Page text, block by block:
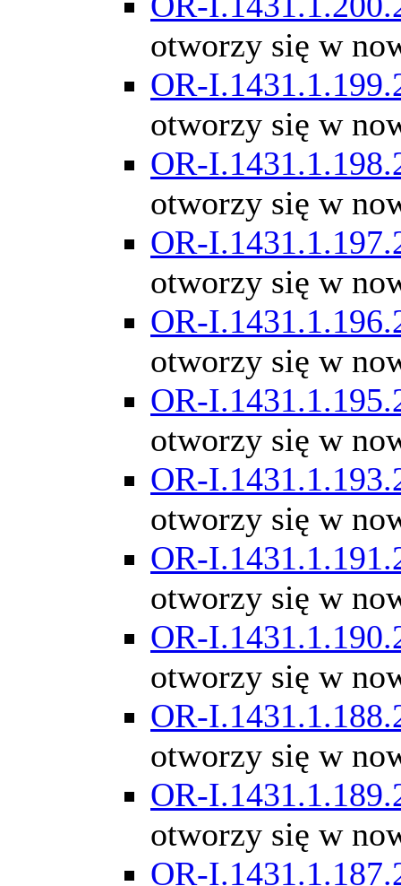
otworzy się w
OR-
otworzy się w
OR-
otworzy się w
OR-
otworzy się w
OR-
otworzy się w
OR-
otworzy się w
OR-
otworzy się w
OR-
otworzy się w
OR-
otworzy się w
OR-
otworzy się w
OR-
otworzy się w
OR-